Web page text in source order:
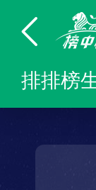
排排榜